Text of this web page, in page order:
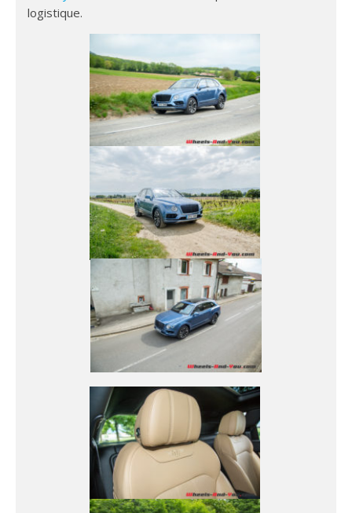
logistique.